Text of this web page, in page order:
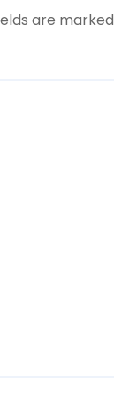
are marked